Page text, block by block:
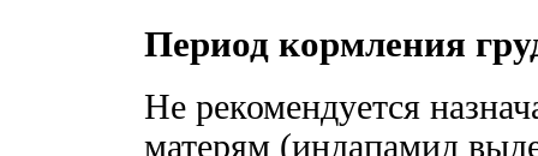
Период кормления
Не рекомендуется
матерям (индапамид